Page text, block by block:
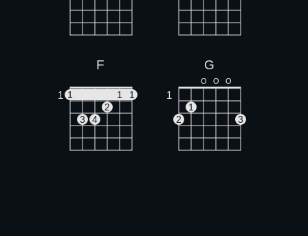
F
1 1 1
1
2
3
4
G
O O O
1
1
2
3